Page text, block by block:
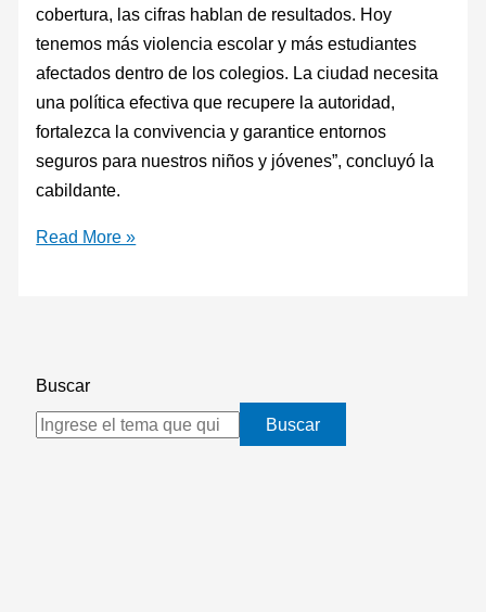
cobertura, las cifras hablan de resultados. Hoy
tenemos más violencia escolar y más estudiantes
afectados dentro de los colegios. La ciudad necesita
una política efectiva que recupere la autoridad,
fortalezca la convivencia y garantice entornos
seguros para nuestros niños y jóvenes”, concluyó la
cabildante.
Read More »
Buscar
Buscar